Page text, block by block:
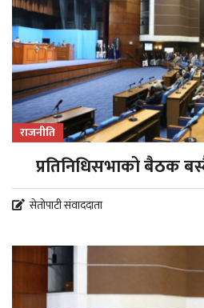
राजनीति
प्रतिनिधिसभाको बैठक
सेतोपाटी संवाददाता